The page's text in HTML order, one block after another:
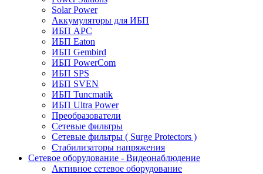
Solar Power
Аккумуляторы для ИБП
ИБП APC
ИБП Eaton
ИБП Gembird
ИБП PowerCom
ИБП SPS
ИБП SVEN
ИБП Tuncmatik
ИБП Ultra Power
Преобразователи
Сетевые фильтры
Сетевые фильтры ( Surge Protectors )
Стабилизаторы напряжения
Сетевое оборудование - Видеонаблюдение
Активное сетевое оборудование